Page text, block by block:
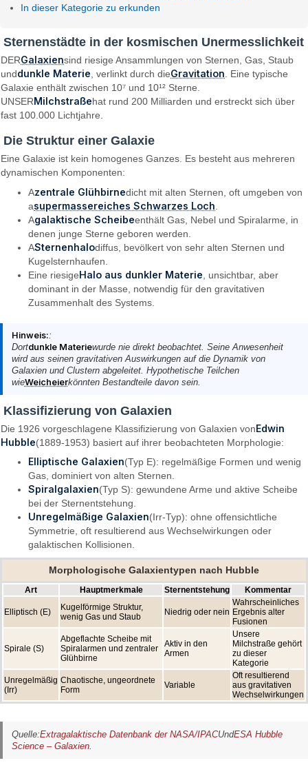
In dieser Kategorie zu erkunden
Sternenstädte in der kosmischen Unermesslichkeit
DERGalaxiensind riesige Ansammlungen von Sternen, Gas, Staub
unddunkle Materie , verlinkt durch dieGravitation . Eine typische
Galaxie enthält zwischen 10⁷ und 10¹² Sterne.
UNSERMilchstraßehat rund 200 Milliarden und erstreckt sich über
fast 100.000 Lichtjahre.
Die Struktur einer Galaxie
Eine Galaxie ist kein homogenes Ganzes. Es besteht aus mehreren
dynamischen Komponenten:
Azentrale Glühbirnedicht mit alten Sternen, oft umgeben von
asupermassereiches Schwarzes Loch
Agalaktische Scheibeenthält Gas, Nebel und Spiralarme, in
denen junge Sterne geboren werden.
ASternenhalodiffus, bevölkert von sehr alten Sternen und
Kugelsternhaufen.
Eine riesigeHalo aus dunkler Materie , unsichtbar, aber
dominant in der Masse, notwendig für den gravitativen
Zusammenhalt des Systems.
Hinweis::
Dortdunkle Materiewurde nie direkt beobachtet. Seine Anwesenheit
wird aus seinen gravitativen Auswirkungen auf die Dynamik von
Galaxien und Clustern abgeleitet. Hypothetische Teilchen
wieWeicheierkönnten Bestandteile davon sein.
Klassifizierung von Galaxien
Die 1926 vorgeschlagene Klassifizierung von Galaxien vonEdwin
Hubble(1889-1953) basiert auf ihrer beobachteten Morphologie:
Elliptische Galaxien(Typ E): regelmäßige Formen und wenig
Gas, dominiert von alten Sternen.
Spiralgalaxien(Typ S): gewundene Arme und aktive Scheibe
bei der Sternentstehung.
Unregelmäßige Galaxien(Irr-Typ): ohne offensichtliche
Symmetrie, oft resultierend aus Wechselwirkungen oder
galaktischen Kollisionen.
Morphologische Galaxientypen nach Hubble
Art Hauptmerkmale Sternentstehung Kommentar
Elliptisch (E)
Kugelförmige Struktur,
wenig Gas und Staub
Niedrig oder nein
Wahrscheinliches
Ergebnis alter
Fusionen
Spirale (S)
Abgeflachte Scheibe mit
Spiralarmen und zentraler
Glühbirne
Aktiv in den
Armen
Unsere
Milchstraße gehört
zu dieser
Kategorie
Unregelmäßig
(Irr)
Chaotische, ungeordnete
Form
Variable
Oft resultierend
aus gravitativen
Wechselwirkungen
Quelle:Extragalaktische Datenbank der NASA/IPACUndESA Hubble
Science – Galaxien.